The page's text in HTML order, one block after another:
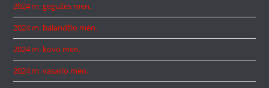
2024 m. gegužės mėn.
2024 m. balandžio mėn.
2024 m. kovo mėn.
2024 m. vasario mėn.